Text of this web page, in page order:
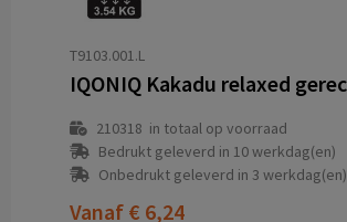
T9103.001.L
210318 in totaal op voorraad
Bedrukt geleverd in 10 werkdag(en)
Onbedrukt geleverd in 3 werkdag(en)
Vanaf € 6,24